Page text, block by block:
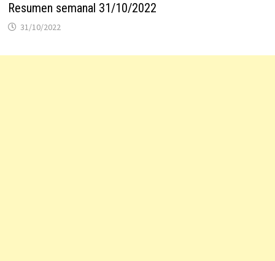
Resumen semanal 31/10/2022
31/10/2022